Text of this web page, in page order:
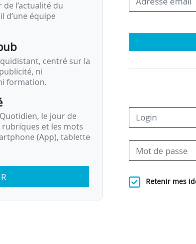
évolution des postes en concours externe à
l’actualité du
d’une équipe
centré sur la
ni
formation.
le jour de
rubriques et les mots
(App), tablette
Retenir mes